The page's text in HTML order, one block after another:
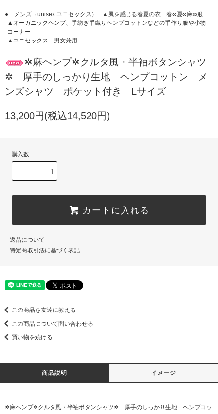
● メンズ（unisex ユニセックス）
▲風を感じる春夏の衣 春∞夏∞麻∞服
▲オーガニックヘンプ、手紡ぎ手織りヘンプコットンなどの手作り服や小物
コーナー
▲ユニセックス 男女兼用
✲麻ヘンプ✲クルタ風・半袖ボタンシャツ
✲ 厚手のしっかり生地 ヘンプコットン メ
ンズシャツ ポケット付き Lサイズ
13,200円(税込14,520円)
購入数
カートに入れる
返品について
特定商取引法に基づく表記
この商品を友達に教える
この商品について問い合わせる
買い物を続ける
商品説明 イメージ
✲麻ヘンプ✲クルタ風・半袖ボタンシャツ✲ 厚手のしっかり生地 ヘンプコッ